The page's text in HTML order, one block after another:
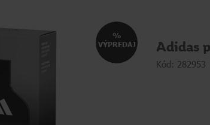
%
VÝPREDAJ
Adidas
Kód: 282953